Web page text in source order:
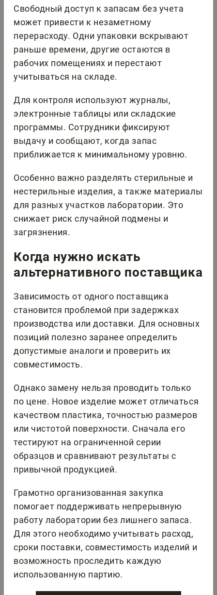
Свободный доступ к запасам без учета
может привести к незаметному
перерасходу. Одни упаковки вскрывают
раньше времени, другие остаются в
рабочих помещениях и перестают
учитываться на складе.
Для контроля используют журналы,
электронные таблицы или складские
программы. Сотрудники фиксируют
выдачу и сообщают, когда запас
приближается к минимальному уровню.
Особенно важно разделять стерильные и
нестерильные изделия, а также материалы
для разных участков лаборатории. Это
снижает риск случайной подмены и
загрязнения.
Когда нужно искать
альтернативного поставщика
Зависимость от одного поставщика
становится проблемой при задержках
производства или доставки. Для основных
позиций полезно заранее определить
допустимые аналоги и проверить их
совместимость.
Однако замену нельзя проводить только
по цене. Новое изделие может отличаться
качеством пластика, точностью размеров
или чистотой поверхности. Сначала его
тестируют на ограниченной серии
образцов и сравнивают результаты с
привычной продукцией.
Грамотно организованная закупка
помогает поддерживать непрерывную
работу лаборатории без лишнего запаса.
Для этого необходимо учитывать расход,
сроки поставки, совместимость изделий и
возможность проследить каждую
использованную партию.